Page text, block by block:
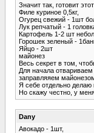
Значит так, готовит
Филе куриное 0,5кг,
Огурец свежий - 1шт
Лук репчатый - 1
Картофель 1-2 шт
Горошек зеленый -
Яйцо - 2шт
майонез
Весь секрет в том,
Для начала
заправляяем
Я себе отдельно делаю
Но скажу честно, у
Dany
Авокадо - 1шт,